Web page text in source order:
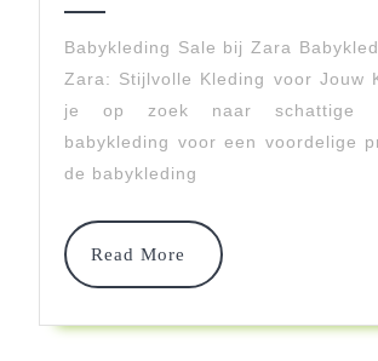
Bij
Zara:
Ontdek
Collectie!
Babykleding Sale bij Zara
Zara: Stijlvolle Kleding voor Jouw
je op zoek naar schattige
babykleding voor een voordelige
de babykleding
Read More
Read
More